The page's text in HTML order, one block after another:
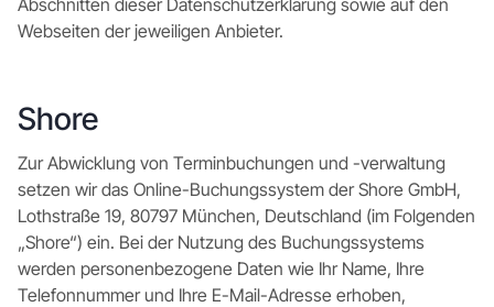
Abschnitten dieser Datenschutzerklärung sowie auf den
Webseiten der jeweiligen Anbieter.
Shore
Zur Abwicklung von Terminbuchungen und -verwaltung
setzen wir das Online-Buchungssystem der Shore GmbH,
Lothstraße 19, 80797 München, Deutschland (im Folgenden
„Shore“) ein. Bei der Nutzung des Buchungssystems
werden personenbezogene Daten wie Ihr Name, Ihre
Telefonnummer und Ihre E-Mail-Adresse erhoben,